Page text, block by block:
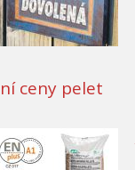
ceny pelet